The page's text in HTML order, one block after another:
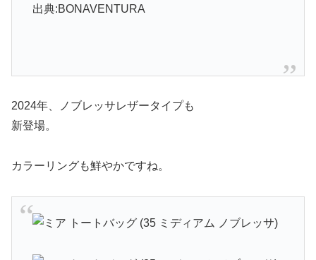
出典:BONAVENTURA
2024年、ノブレッサレザータイプも
新登場。
カラーリングも鮮やかですね。